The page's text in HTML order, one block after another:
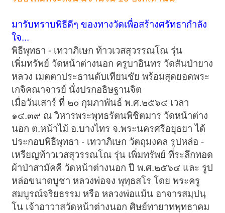
มารับทราบพิธีดีๆ ของทางวัดเพื่อสร้างศรัทธากำลัง
ใจ...
พิธีพุทธา - เทวาภิเษก ท้าวเวสสุวรรณโณ รุ่น
เพิ่มทรัพย์ วัดหน้าต่างนอก ครูบาอินทร วัดสันป่ายาง
หลวง เมตตาประธานดับเทียนชัย พร้อมสุดยอดพระ
เกจิคณาจารย์ นั่งปรกอธิษฐานจิต
เมื่อวันเสาร์ ที่ ๒๐ กุมภาพันธ์ พ.ศ.๒๕๖๔ เวลา
๑๔.๓๙ ณ วิหารพระพุทธรัตนพิชิตมาร วัดหน้าต่าง
นอก ต.หน้าไม้ อ.บางไทร จ.พระนครศรีอยุธยา ได้
ประกอบพิธีพุทธา - เทวาภิเษก วัตถุมงคล รูปหล่อ -
เหรียญท้าวเวสสุวรรณโณ รุ่น เพิ่มทรัพย์ ที่ระลึกทอด
ผ้าป่าสามัคคี วัดหน้าต่างนอก ปี พ.ศ.๒๕๖๔ และ รูป
หล่อขนาดบูชา หลวงพ่อจง พุทฺธสโร โดย พระครู
สมบูรณ์จริยธรรม หรือ หลวงพ่อแม้น อาจารสมฺปนฺ
โน เจ้าอาวาสวัดหน้าต่างนอก ศิษย์ทายาทพุทธาคม